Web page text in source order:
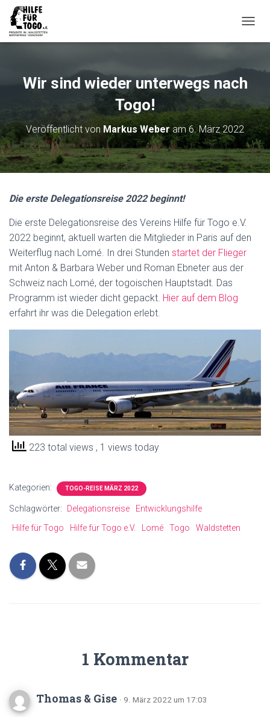
A
N
U
M
S
E
Wir sind wieder unterwegs nach
Togo!
Veröffentlicht von Markus Weberam6. März 2022
Die erste Delegationsreise 2022 beginnt!
Die erste Delegationsreise des Vereins Hilfe für Togo e.V.
2022 beginnt, aktuell warten die Mitglieder in Paris auf den
Weiterflug nach Lomé. In drei Stunden startet der Flieger
mit Anton & Barbara Weber und Roman Ebneter aus der
Schweiz nach Lomé, der togoischen Hauptstadt. Das
Programm ist wieder dicht gepackt. Hier auf dem Blog
erfahrt ihr was die Delegation erlebt.
223 total views , 1 views today
Kategorien: TOGO-REISE MÄRZ 2022
Schlagwörter: Delegationsreise
Entwicklungshilfe
Hilfe für Togo
Hilfe für Togo e.V. Lomé Togo Waldstetten
1 Kommentar
Thomas & Gise · 9. März 2022 um 17:03